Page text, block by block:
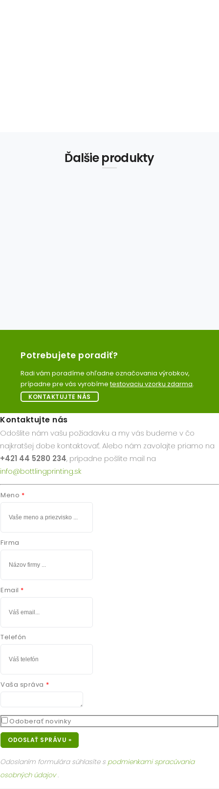
Ďalšie produkty
Potrebujete poradiť?
Radi vám poradíme ohľadne označovania výrobkov,
prípadne pre vás vyrobímetestovaciu vzorku zdarma.
KONTAKTUJTE NÁS
Kontaktujte nás
Odošlite nám vašu požiadavku a my vás budeme v čo
najkratšej dobe kontaktovať. Alebo nám zavolajte priamo na
+421 44 5280 234, prípadne pošlite mail na
info@bottlingprinting.sk
Meno
Firma
Email
Telefón
Vaša správa
Odoberať novinky
ODOSLAŤ SPRÁVU »
Odoslaním formulára súhlasíte s podmienkami spracúvania
osobných údajov.